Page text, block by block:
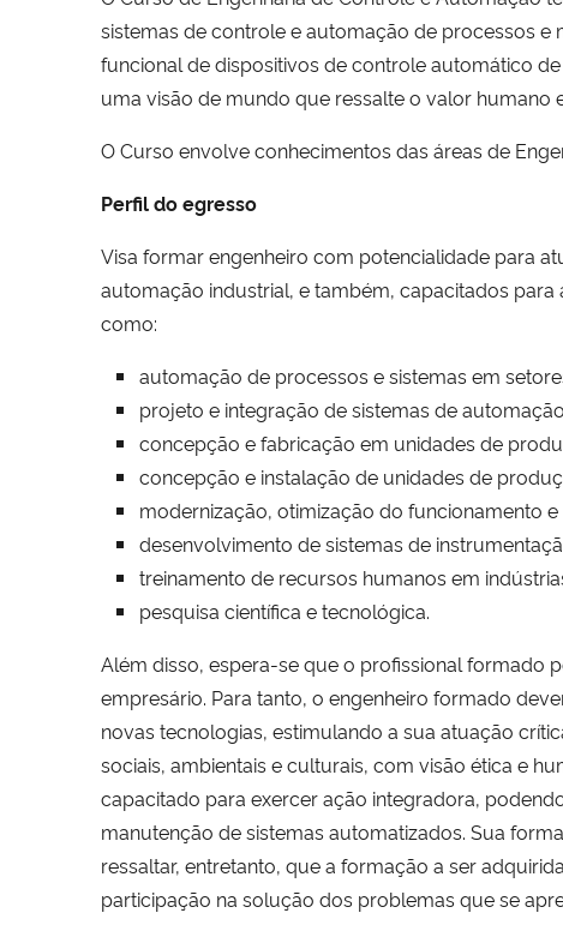
sistemas de controle e automação de processos
funcional de dispositivos de controle automático
uma visão de mundo que ressalte o valor humano
O Curso envolve conhecimentos das áreas de
Perfil do egresso
Visa formar engenheiro com potencialidade para
automação industrial, e também, capacitados
como:
automação de processos e sistemas em
projeto e integração de sistemas de
concepção e fabricação em unidades de
concepção e instalação de unidades de
modernização, otimização do funcionamento
desenvolvimento de sistemas de
treinamento de recursos humanos em
pesquisa científica e tecnológica.
Além disso, espera-se que o profissional formado
empresário. Para tanto, o engenheiro formado
novas tecnologias, estimulando a sua atuação
sociais, ambientais e culturais, com visão ética e
capacitado para exercer ação integradora,
manutenção de sistemas automatizados. Sua
ressaltar, entretanto, que a formação a ser
participação na solução dos problemas que se